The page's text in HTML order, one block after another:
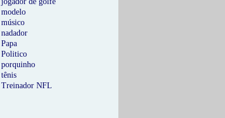
modelo
músico
nadador
Papa
Politico
porquinho
tênis
Treinador NFL